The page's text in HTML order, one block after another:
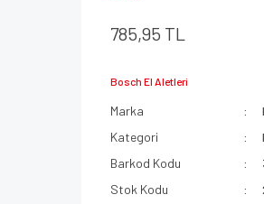
785,95 TL
Bosch El Aletleri
Marka
Kategori
Barkod Kodu
Stok Kodu